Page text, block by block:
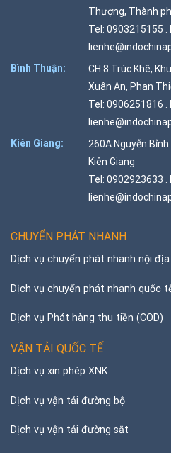
Thượng, Thành
Tel: 0903215155 .
Bình Thuận:
CH 8 Trúc Khê,
Xuân An, Phan
Tel: 0906251816 .
Kiên Giang:
260A Nguyễn
Kiên Giang
Tel: 0902923633 .
CHUYỂN PHÁT NHANH
Dịch vụ chuyển phát nhanh nội địa
Dịch vụ chuyển phát nhanh quốc
Dịch vụ Phát hàng thu tiền (COD)
VẬN TẢI QUỐC TẾ
Dịch vụ xin phép XNK
Dịch vụ vận tải đường bộ
Dịch vụ vận tải đường sắt